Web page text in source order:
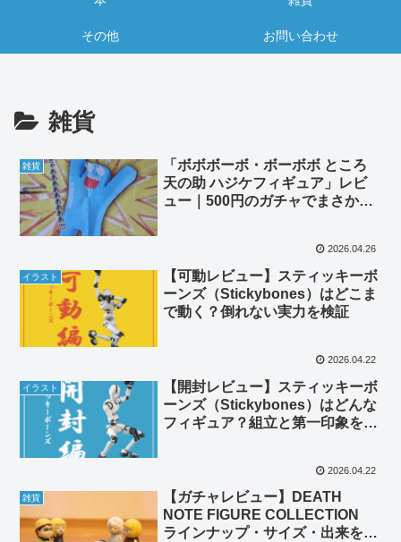
その他 お問い合わせ
雑貨
雑貨
「ボボボーボ・ボーボボ ところ
天の助 ハジケフィギュア」レビ
ュー｜500円のガチャでまさかの
2026.04.26
イラスト
【可動レビュー】スティッキーボ
ーンズ（Stickybones）はどこま
で動く？倒れない実力を検証
2026.04.22
イラスト
【開封レビュー】スティッキーボ
ーンズ（Stickybones）はどんな
フィギュア？組立と第一印象を解
2026.04.22
雑貨
【ガチャレビュー】DEATH
NOTE FIGURE COLLECTION
ラインナップ・サイズ・出来を解